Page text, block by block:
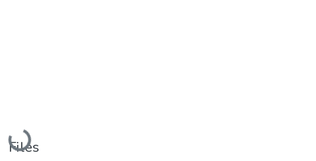
Loading...
Files